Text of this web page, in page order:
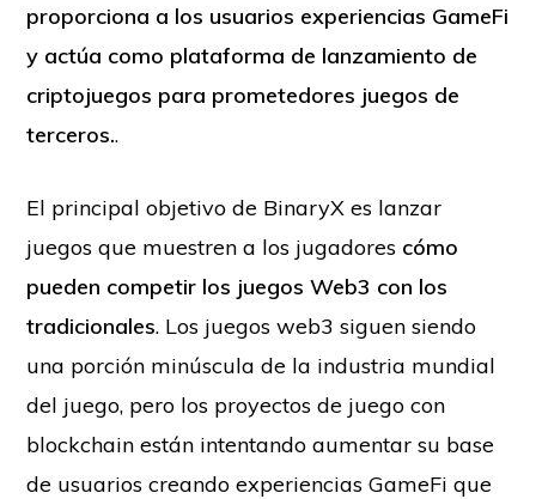
proporciona a los usuarios experiencias GameFi
y actúa como plataforma de lanzamiento de
criptojuegos para prometedores juegos de
terceros..
El principal objetivo de BinaryX es lanzar
juegos que muestren a los jugadores cómo
pueden competir los juegos Web3 con los
tradicionales. Los juegos web3 siguen siendo
una porción minúscula de la industria mundial
del juego, pero los proyectos de juego con
blockchain están intentando aumentar su base
de usuarios creando experiencias GameFi que